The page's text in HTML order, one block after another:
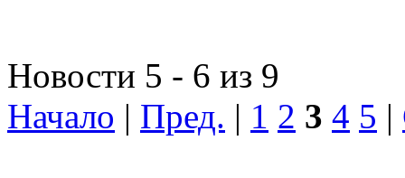
Новости 5 - 6 из 9
Начало | Пред. | 1 2 3 4 5 |